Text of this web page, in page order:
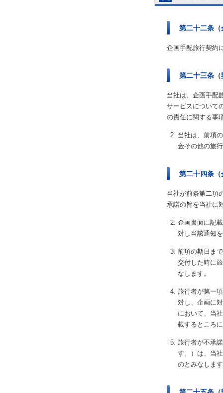
第二十二条
企画手配旅行契約
第二十三条
当社は、企画手配
サービスについて
の責任に関する事
当社は、前項
金その他の旅
第二十四条
当社が前条第二項
承諾の旨を当社に
企画書面に記
対し当該通知
前項の期日ま
交付した時に
なします。
旅行者が第一
対し、企画に
において、当
載するところ
旅行者が不承
す。）は、当
のとみなしま